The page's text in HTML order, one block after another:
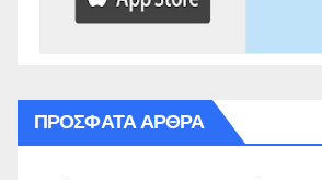
ΠΡΌΣΦΑΤΑ ΆΡΘΡΑ